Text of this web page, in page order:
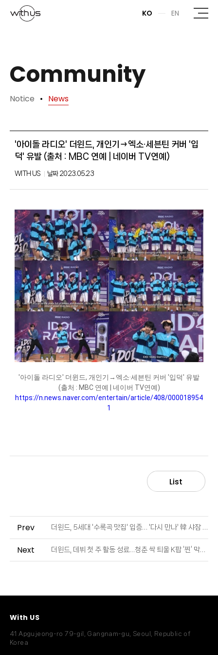
본문바로가기
KO EN
Community
Notice News
'아이돌 라디오' 더윈드, 개인기→엑소·세븐틴 커버 '입
덕' 유발 (출처 : MBC 연예 | 네이버 TV연예)
WITH US 날짜2023.05.23
'아이돌 라디오' 더윈드, 개인기→엑소·세븐틴 커버 '입덕' 유발
(출처 : MBC 연예 | 네이버 TV연예)
https://n.news.naver.com/entertain/article/408/000018954
1
List
Prev 더윈드, 5세대 '수록곡 맛집' 입증… '다시 만나' 韓 샤잠 4위 (출처 : JTBC | 네이버 TV연예)
Next 더윈드, 데뷔 첫 주 활동 성료…청춘 싹 틔울 K팝 ‘찐’ 막내 등판 (출처 : 일간스포츠 | 네이버 TV연예)
With US
41 Apgujeong-ro 79-gil, Gangnam-gu, Seoul, Republic of
Korea